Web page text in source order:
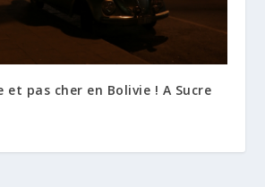
et pas cher en Bolivie ! A Sucre